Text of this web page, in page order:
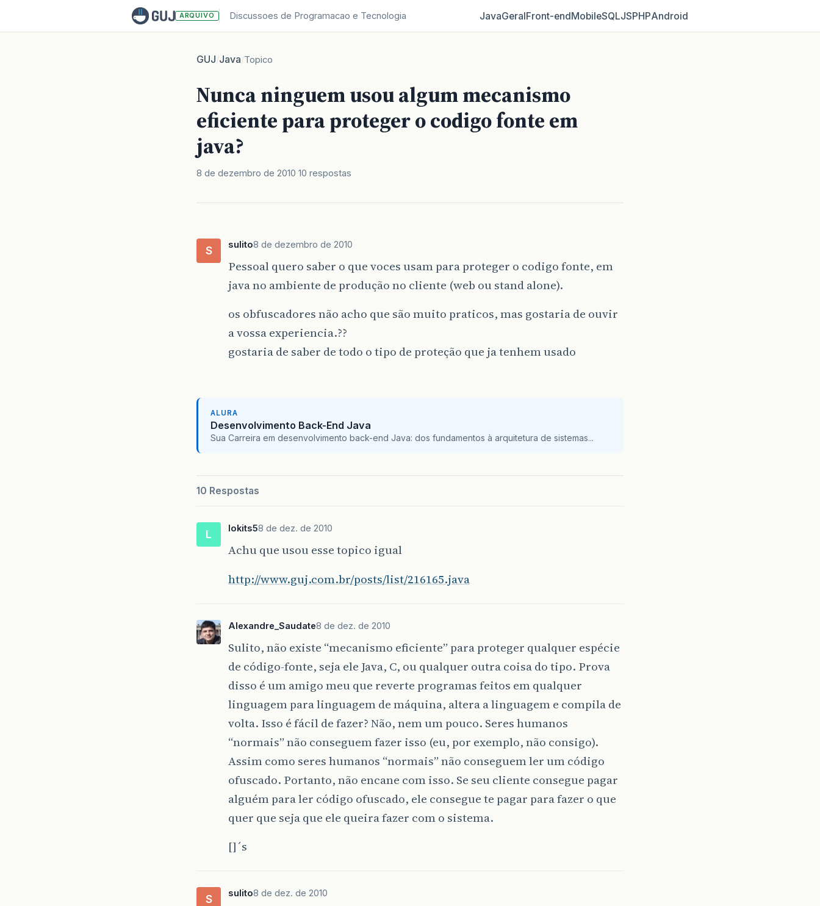
ARQUIVO Discussoes de Programacao e Tecnologia JavaGeralFront‑endMobileSQLJSPHPAndroid
GUJ/Java/Topico
Nunca ninguem usou algum mecanismo
eficiente para proteger o codigo fonte em
java?
8 de dezembro de 2010 10 respostas
S sulito8 de dezembro de 2010
Pessoal quero saber o que voces usam para proteger o codigo fonte, em
java no ambiente de produção no cliente (web ou stand alone).
os obfuscadores não acho que são muito praticos, mas gostaria de ouvir
a vossa experiencia.??
gostaria de saber de todo o tipo de proteção que ja tenhem usado
ALURA
Desenvolvimento Back-End Java
Sua Carreira em desenvolvimento back-end Java: dos fundamentos à arquitetura de sistemas...
10 Respostas
L lokits58 de dez. de 2010
Achu que usou esse topico igual
http://www.guj.com.br/posts/list/216165.java
Alexandre_Saudate8 de dez. de 2010
Sulito, não existe “mecanismo eficiente” para proteger qualquer espécie
de código-fonte, seja ele Java, C, ou qualquer outra coisa do tipo. Prova
disso é um amigo meu que reverte programas feitos em qualquer
linguagem para linguagem de máquina, altera a linguagem e compila de
volta. Isso é fácil de fazer? Não, nem um pouco. Seres humanos
“normais” não conseguem fazer isso (eu, por exemplo, não consigo).
Assim como seres humanos “normais” não conseguem ler um código
ofuscado. Portanto, não encane com isso. Se seu cliente consegue pagar
alguém para ler código ofuscado, ele consegue te pagar para fazer o que
quer que seja que ele queira fazer com o sistema.
[]´s
S sulito8 de dez. de 2010